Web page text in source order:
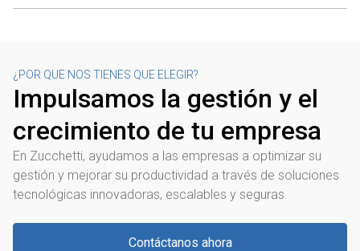
¿POR QUE NOS TIENES QUE ELEGIR?
Impulsamos la gestión y el
crecimiento de tu empresa
En Zucchetti, ayudamos a las empresas a optimizar su
gestión y mejorar su productividad a través de soluciones
tecnológicas innovadoras, escalables y seguras.
Contáctanos ahora